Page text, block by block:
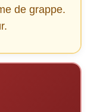
de grappe.